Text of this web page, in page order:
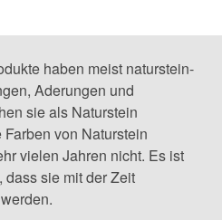
haben meist naturstein-
Aderungen und
sie als Naturstein
von Naturstein
vielen Jahren nicht. Es ist
sie mit der Zeit